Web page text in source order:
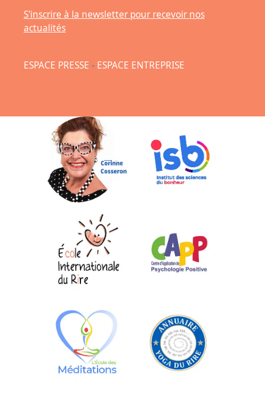
S'inscrire à la newsletter pour recevoir nos
actualités
ESPACE PRESSE - ESPACE ENTREPRISE